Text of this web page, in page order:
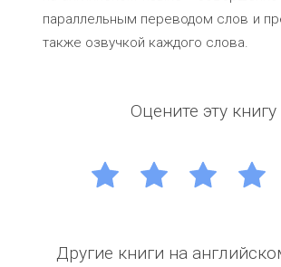
параллельным переводом слов и
также озвучкой каждого слова.
Оцените эту книгу
Другие книги на